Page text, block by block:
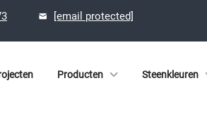
[email protected]
Producten Steenkleuren